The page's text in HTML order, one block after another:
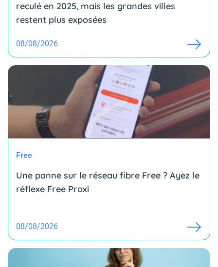
reculé en 2025, mais les grandes villes
restent plus exposées
08/08/2026
Free
Une panne sur le réseau fibre Free ? Ayez le
réflexe Free Proxi
08/08/2026